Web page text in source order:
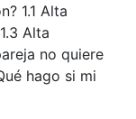
1.1 Alta
Alta
no quiere
hago si mi